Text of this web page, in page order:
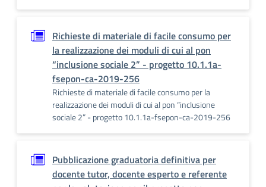
Richieste di materiale di facile consumo per
la realizzazione dei moduli di cui al pon
“inclusione sociale 2” - progetto 10.1.1a-
fsepon-ca-2019-256
Richieste di materiale di facile consumo per la
realizzazione dei moduli di cui al pon “inclusione
sociale 2” - progetto 10.1.1a-fsepon-ca-2019-256
Pubblicazione graduatoria definitiva per
docente tutor, docente esperto e referente